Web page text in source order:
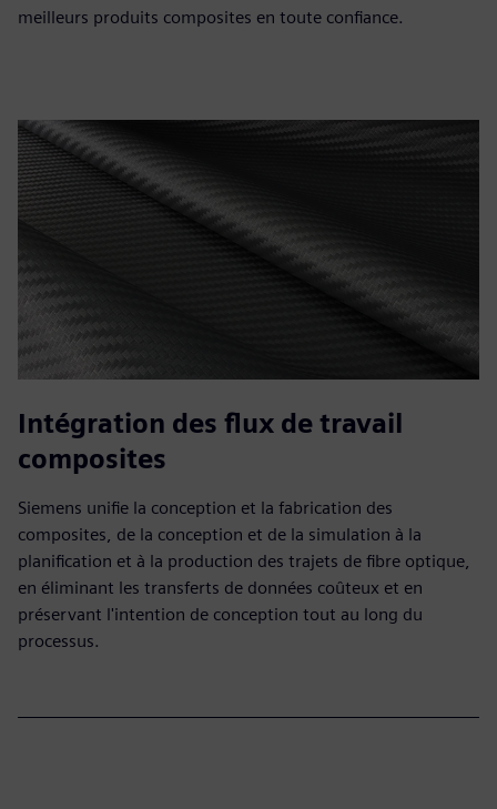
meilleurs produits composites en toute confiance.
Intégration des flux de travail
composites
Siemens unifie la conception et la fabrication des
composites, de la conception et de la simulation à la
planification et à la production des trajets de fibre optique,
en éliminant les transferts de données coûteux et en
préservant l'intention de conception tout au long du
processus.